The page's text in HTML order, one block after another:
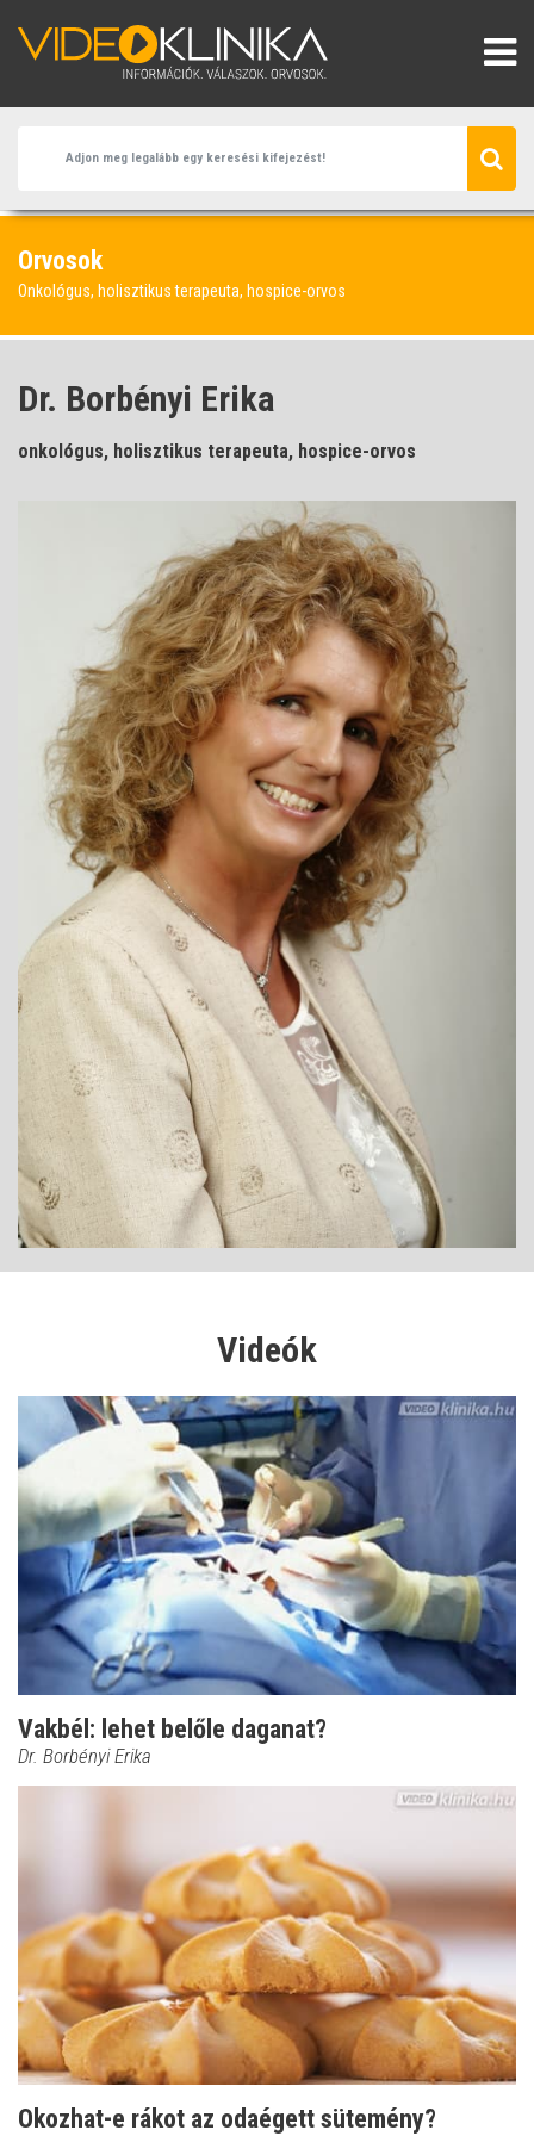
Orvosok
Onkológus, holisztikus terapeuta, hospice-orvos
Dr. Borbényi Erika
onkológus, holisztikus terapeuta, hospice-orvos
Videók
Vakbél: lehet belőle daganat?
Dr. Borbényi Erika
Okozhat-e rákot az odaégett sütemény?